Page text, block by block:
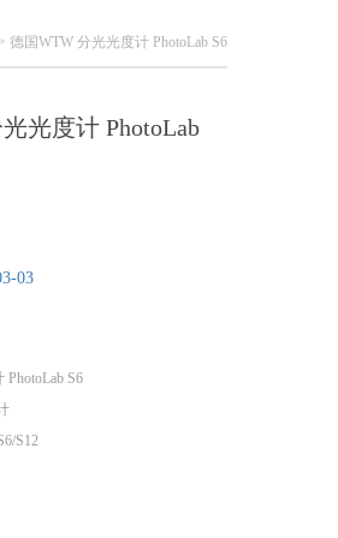
> 德国WTW 分光光度计 PhotoLab S6
光度计 PhotoLab
03
S6
S12